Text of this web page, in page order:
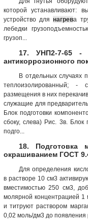
которой устанавливают:
устройство длянагрева
лебедки
грузоп...
17. УНП2-7-65 -
антикоррозионного
В отдельных случаях
теплоизолированный; -
размещения в них
служащие для
Блок подготовки
сбоку, слева) Рис. 3в. Блок
подго...
18. Подготовка
окрашиванием ГОСТ
Для определения
в растворе 10 см3
вместимостью 250 см3,
молярной концентрацией
и титруют раствором
0,02 моль/дм3 до появления